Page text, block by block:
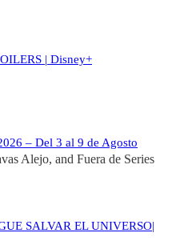
| Disney+
– Del 3 al 9 de Agosto
Alejo, and Fuera de Series
SALVAR EL UNIVERSO|